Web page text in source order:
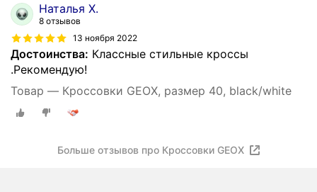
Наталья Х.
8 отзывов
13 ноября 2022
Достоинства: Классные стильные кроссы
.Рекомендую!
Товар — Кроссовки GEOX, размер 40, black/white
Больше отзывов про Кроссовки GEOX